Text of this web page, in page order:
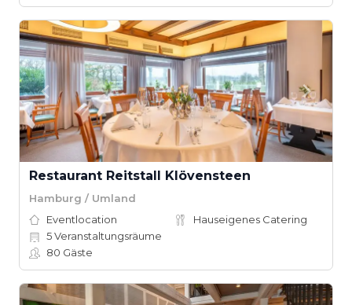
Restaurant Reitstall Klövensteen
Hamburg / Umland
Eventlocation
Hauseigenes Catering
5Veranstaltungsräume
80 Gäste